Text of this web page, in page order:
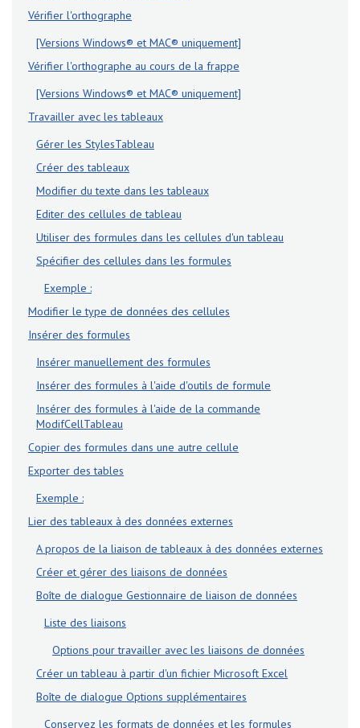
Vérifier l'orthographe
[Versions Windows® et MAC® uniquement]
Vérifier l'orthographe au cours de la frappe
[Versions Windows® et MAC® uniquement]
Travailler avec les tableaux
Gérer les StylesTableau
Créer des tableaux
Modifier du texte dans les tableaux
Editer des cellules de tableau
Utiliser des formules dans les cellules d'un tableau
Spécifier des cellules dans les formules
Exemple :
Modifier le type de données des cellules
Insérer des formules
Insérer manuellement des formules
Insérer des formules à l'aide d'outils de formule
Insérer des formules à l'aide de la commande
ModifCellTableau
Copier des formules dans une autre cellule
Exporter des tables
Exemple :
Lier des tableaux à des données externes
A propos de la liaison de tableaux à des données externes
Créer et gérer des liaisons de données
Boîte de dialogue Gestionnaire de liaison de données
Liste des liaisons
Options pour travailler avec les liaisons de données
Créer un tableau à partir d'un fichier Microsoft Excel
Boîte de dialogue Options supplémentaires
Conservez les formats de données et les formules